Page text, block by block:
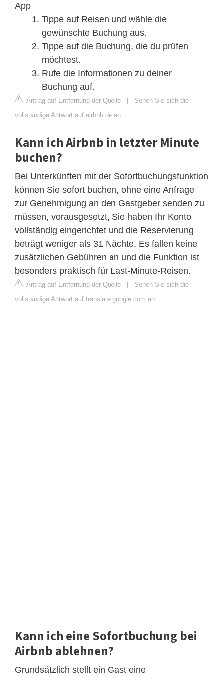
App
Tippe auf Reisen und wähle die
gewünschte Buchung aus.
Tippe auf die Buchung, die du prüfen
möchtest.
Rufe die Informationen zu deiner
Buchung auf.
Antrag auf Entfernung der Quelle | Sehen Sie sich die
vollständige Antwort auf airbnb.de an
Kann ich Airbnb in letzter Minute
buchen?
Bei Unterkünften mit der Sofortbuchungsfunktion
können Sie sofort buchen, ohne eine Anfrage
zur Genehmigung an den Gastgeber senden zu
müssen, vorausgesetzt, Sie haben Ihr Konto
vollständig eingerichtet und die Reservierung
beträgt weniger als 31 Nächte. Es fallen keine
zusätzlichen Gebühren an und die Funktion ist
besonders praktisch für Last-Minute-Reisen.
Antrag auf Entfernung der Quelle | Sehen Sie sich die
vollständige Antwort auf translate.google.com an
Kann ich eine Sofortbuchung bei
Airbnb ablehnen?
Grundsätzlich stellt ein Gast eine